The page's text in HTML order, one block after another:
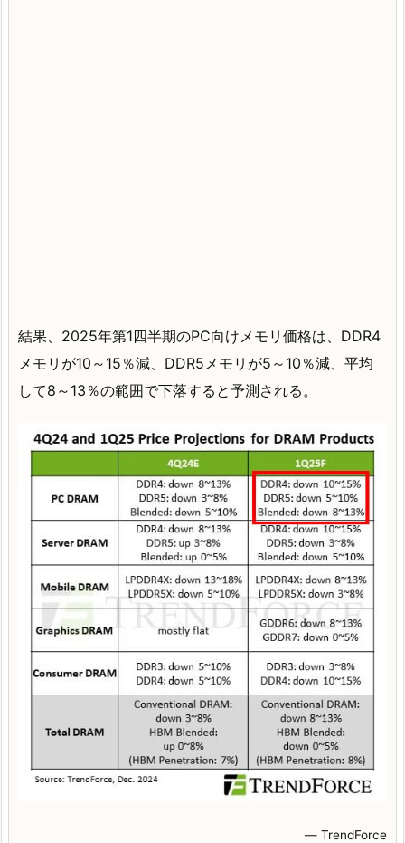
結果、2025年第1四半期のPC向けメモリ価格は、DDR4
メモリが10～15％減、DDR5メモリが5～10％減、平均
して8～13％の範囲で下落すると予測される。
― TrendForce